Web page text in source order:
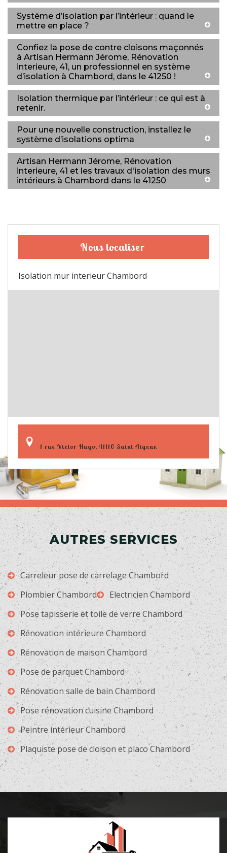
Système d’isolation par l’intérieur : quand le
mettre en place ?
Confiez la pose de contre cloisons maçonnés
à Artisan Hermann Jérome, Rénovation
interieure, 41, un professionnel en système
d’isolation à Chambord, dans le 41250 !
Isolation thermique par l’intérieur : ce qui est à
retenir.
Pour une nouvelle construction, installez le
système d’isolations optima
Artisan Hermann Jérome, Rénovation
interieure, 41 et les travaux d'isolation des murs
intérieurs à Chambord dans le 41250
Nous localiser
Isolation mur interieur Chambord
1 rue Victor Hugo, 41110 Saint Aignan
AUTRES SERVICES
Carreleur pose de carrelage Chambord
Plombier Chambord
Electricien Chambord
Pose tapisserie et toile de verre Chambord
Rénovation intérieure Chambord
Rénovation de maison Chambord
Pose de parquet Chambord
Rénovation salle de bain Chambord
Pose rénovation cuisine Chambord
Peintre intérieur Chambord
Plaquiste pose de cloison et placo Chambord